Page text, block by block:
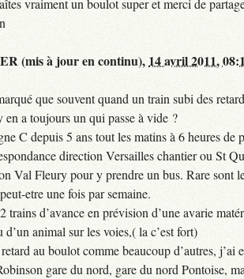
vraiment un boulot super et merci de
(mis à jour en continu), 14 avril 2011,
que souvent quand un train subi des
a toujours un qui passe à vide ?
C depuis 5 ans tout les matins à 6 heures de
direction Versailles chantier ou St
Val Fleury pour y prendre un bus. Rare sont
etre une fois par semaine.
trains d’avance en prévision d’une avarie
animal sur les voies,( la c’est fort)
au boulot comme beaucoup d’autres, j’ai
gare du nord, gare du nord Pontoise,